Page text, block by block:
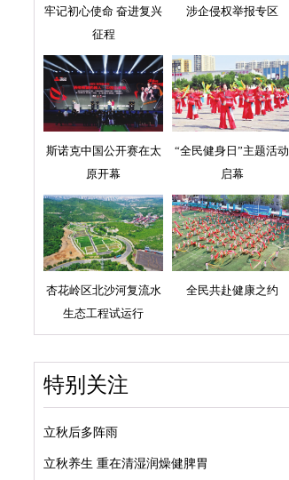
牢记初心使命 奋进复兴
征程
涉企侵权举报专区
斯诺克中国公开赛在太
原开幕
“全民健身日”主题活动
启幕
杏花岭区北沙河复流水
生态工程试运行
全民共赴健康之约
特别关注
立秋后多阵雨
立秋养生 重在清湿润燥健脾胃